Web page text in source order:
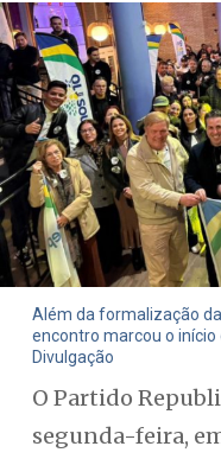
Além da formalização
encontro marcou o
Divulgação
O Partido
segunda-feira,